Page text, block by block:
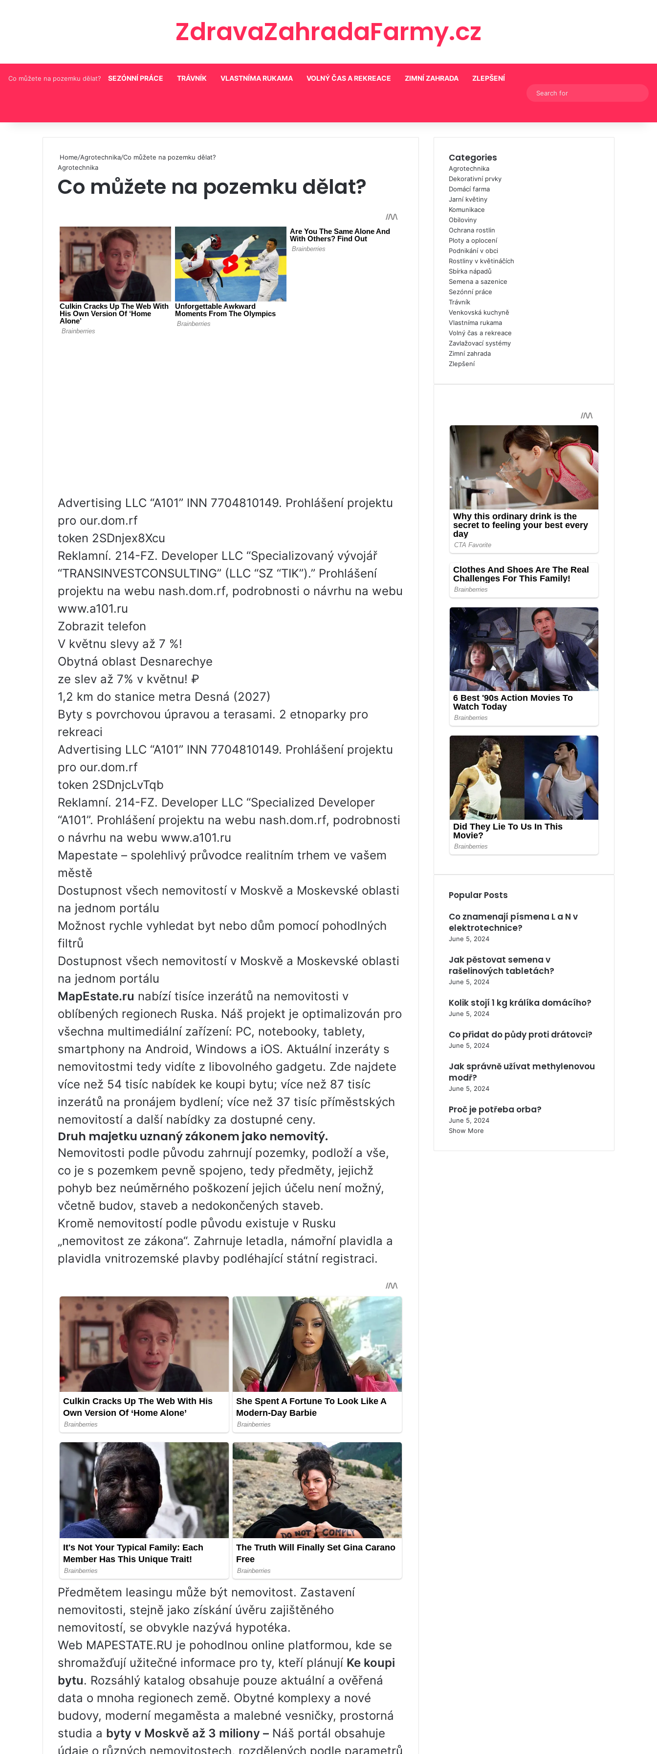
ZdravaZahradaFarmy.cz
Co můžete na pozemku dělat? SEZÓNNÍ PRÁCE TRÁVNÍK VLASTNÍMA RUKAMA VOLNÝ ČAS A REKREACE ZIMNÍ ZAHRADA ZLEPŠENÍ
Switch skin
Home/Agrotechnika/Co můžete na pozemku dělat?
Agrotechnika
Co můžete na pozemku dělat?
Advertising LLC “A101” INN 7704810149. Prohlášení projektu
pro our.dom.rf
token 2SDnjex8Xcu
Reklamní. 214-FZ. Developer LLC “Specializovaný vývojář
“TRANSINVESTCONSULTING” (LLC “SZ “TIK”).” Prohlášení
projektu na webu nash.dom.rf, podrobnosti o návrhu na webu
www.a101.ru
Zobrazit telefon
V květnu slevy až 7 %!
Obytná oblast Desnarechye
ze slev až 7% v květnu! ₽
1,2 km do stanice metra Desná (2027)
Byty s povrchovou úpravou a terasami. 2 etnoparky pro
rekreaci
Advertising LLC “A101” INN 7704810149. Prohlášení projektu
pro our.dom.rf
token 2SDnjcLvTqb
Reklamní. 214-FZ. Developer LLC “Specialized Developer
“A101”. Prohlášení projektu na webu nash.dom.rf, podrobnosti
o návrhu na webu www.a101.ru
Mapestate – spolehlivý průvodce realitním trhem ve vašem
městě
Dostupnost všech nemovitostí v Moskvě a Moskevské oblasti
na jednom portálu
Možnost rychle vyhledat byt nebo dům pomocí pohodlných
filtrů
Dostupnost všech nemovitostí v Moskvě a Moskevské oblasti
na jednom portálu
MapEstate.ru nabízí tisíce inzerátů na nemovitosti v
oblíbených regionech Ruska. Náš projekt je optimalizován pro
všechna multimediální zařízení: PC, notebooky, tablety,
smartphony na Android, Windows a iOS. Aktuální inzeráty s
nemovitostmi tedy vidíte z libovolného gadgetu. Zde najdete
více než 54 tisíc nabídek ke koupi bytu; více než 87 tisíc
inzerátů na pronájem bydlení; více než 37 tisíc příměstských
nemovitostí a další nabídky za dostupné ceny.
Druh majetku uznaný zákonem jako nemovitý.
Nemovitosti podle původu zahrnují pozemky, podloží a vše,
co je s pozemkem pevně spojeno, tedy předměty, jejichž
pohyb bez neúměrného poškození jejich účelu není možný,
včetně budov, staveb a nedokončených staveb.
Kromě nemovitostí podle původu existuje v Rusku
„nemovitost ze zákona“. Zahrnuje letadla, námořní plavidla a
plavidla vnitrozemské plavby podléhající státní registraci.
Předmětem leasingu může být nemovitost. Zastavení
nemovitosti, stejně jako získání úvěru zajištěného
nemovitostí, se obvykle nazývá hypotéka.
Web MAPESTATE.RU je pohodlnou online platformou, kde se
shromažďují užitečné informace pro ty, kteří plánují Ke koupi
bytu. Rozsáhlý katalog obsahuje pouze aktuální a ověřená
data o mnoha regionech země. Obytné komplexy a nové
budovy, moderní megaměsta a malebné vesničky, prostorná
studia a byty v Moskvě až 3 miliony – Náš portál obsahuje
údaje o různých nemovitostech, rozdělených podle parametrů
Categories
Agrotechnika
Dekorativní prvky
Domácí farma
Jarní květiny
Komunikace
Obiloviny
Ochrana rostlin
Ploty a oplocení
Podnikání v obci
Rostliny v květináčích
Sbírka nápadů
Semena a sazenice
Sezónní práce
Trávník
Venkovská kuchyně
Vlastníma rukama
Volný čas a rekreace
Zavlažovací systémy
Zimní zahrada
Zlepšení
Popular Posts
Co znamenají písmena L a N v
elektrotechnice?
June 5, 2024
Jak pěstovat semena v
rašelinových tabletách?
June 5, 2024
Kolik stojí 1 kg králíka domácího?
June 5, 2024
Co přidat do půdy proti drátovci?
June 5, 2024
Jak správně užívat methylenovou
modř?
June 5, 2024
Proč je potřeba orba?
June 5, 2024
Show More